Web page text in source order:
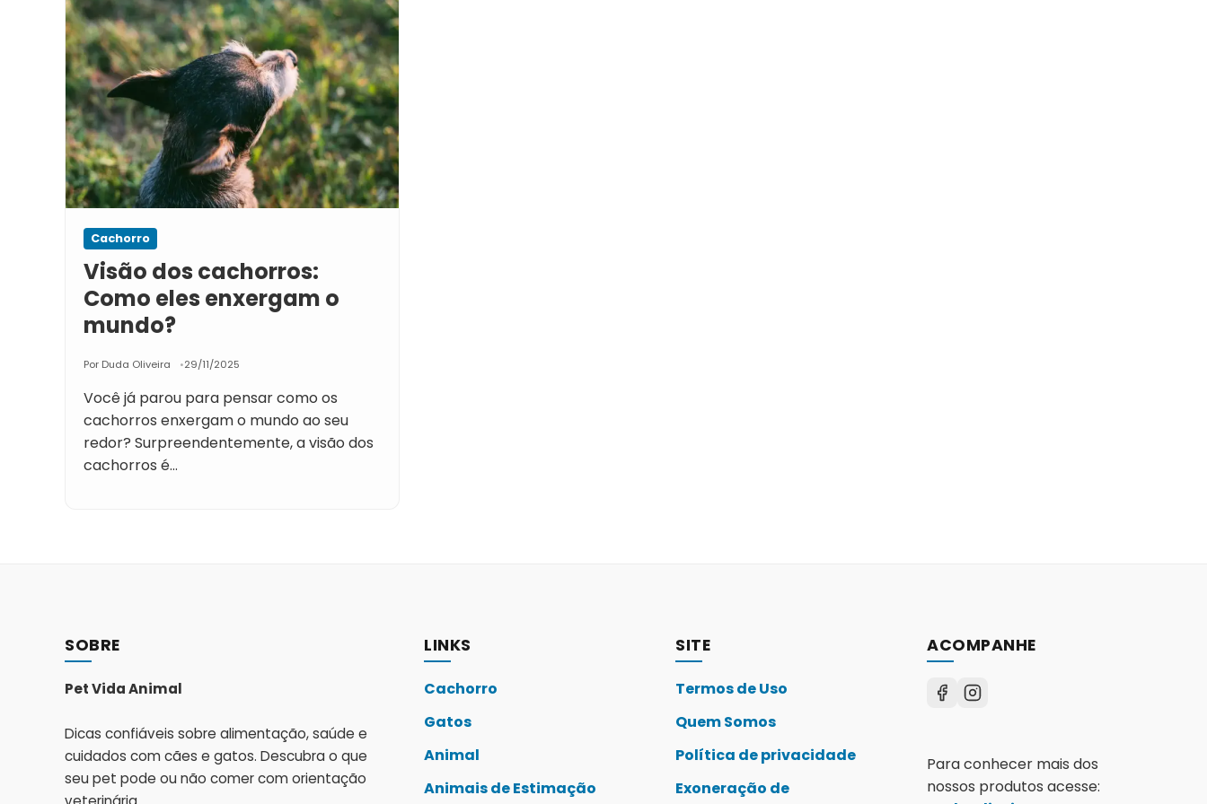
Cachorro
Visão dos cachorros:
Como eles enxergam o
mundo?
Por Duda Oliveira 29/11/2025
Você já parou para pensar como os
cachorros enxergam o mundo ao seu
redor? Surpreendentemente, a visão dos
cachorros é…
SOBRE
Pet Vida Animal
Dicas confiáveis sobre alimentação, saúde e
cuidados com cães e gatos. Descubra o que
seu pet pode ou não comer com orientação
LINKS
Cachorro
Gatos
Animal
Animais de Estimação
SITE
Termos de Uso
Quem Somos
Política de privacidade
Exoneração de
ACOMPANHE
Para conhecer mais dos
nossos produtos acesse: